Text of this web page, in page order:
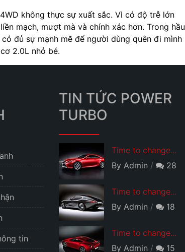
không thực sự xuất sắc. Vì có độ trễ lớn
mạch, mượt mà và chính xác hơn. Trong hầu
đủ sự mạnh mẽ để người dùng quên đi mình
2.0L nhỏ bé.
tin
TIN TỨC POWER
TURBO
Time to change...
By Admin
28
Time to change...
By Admin
18
Time to change...
By Admin
15